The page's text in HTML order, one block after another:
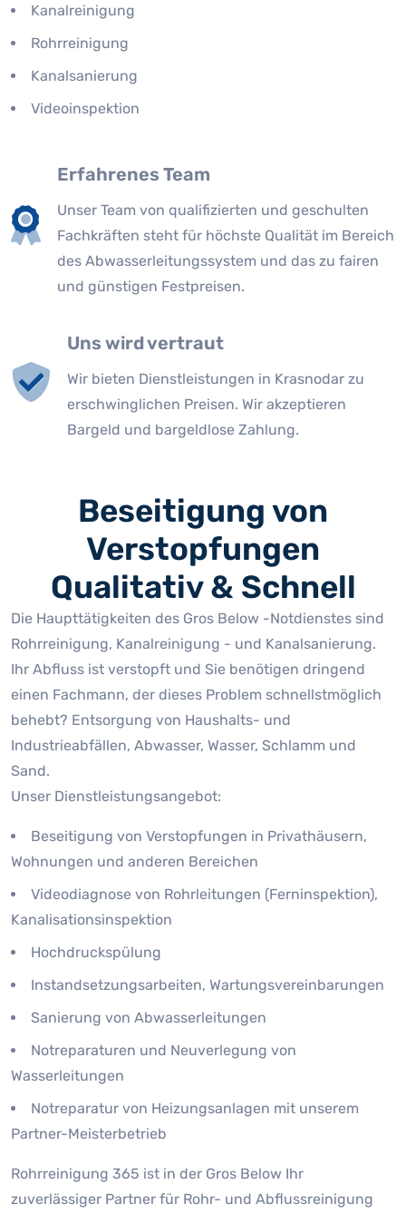
Kanalreinigung
Rohrreinigung
Kanalsanierung
Videoinspektion
Erfahrenes Team
Unser Team von qualifizierten und geschulten
Fachkräften steht für höchste Qualität im Bereich
des Abwasserleitungssystem und das zu fairen
und günstigen Festpreisen.
Uns wird vertraut
Wir bieten Dienstleistungen in Krasnodar zu
erschwinglichen Preisen. Wir akzeptieren
Bargeld und bargeldlose Zahlung.
Beseitigung von
Verstopfungen
Qualitativ & Schnell
Die Haupttätigkeiten des Gros Below -Notdienstes sind
Rohrreinigung, Kanalreinigung - und Kanalsanierung.
Ihr Abfluss ist verstopft und Sie benötigen dringend
einen Fachmann, der dieses Problem schnellstmöglich
behebt? Entsorgung von Haushalts- und
Industrieabfällen, Abwasser, Wasser, Schlamm und
Sand.
Unser Dienstleistungsangebot:
Beseitigung von Verstopfungen in Privathäusern,
Wohnungen und anderen Bereichen
Videodiagnose von Rohrleitungen (Ferninspektion),
Kanalisationsinspektion
Hochdruckspülung
Instandsetzungsarbeiten, Wartungsvereinbarungen
Sanierung von Abwasserleitungen
Notreparaturen und Neuverlegung von
Wasserleitungen
Notreparatur von Heizungsanlagen mit unserem
Partner-Meisterbetrieb
Rohrreinigung 365 ist in der Gros Below Ihr
zuverlässiger Partner für Rohr- und Abflussreinigung